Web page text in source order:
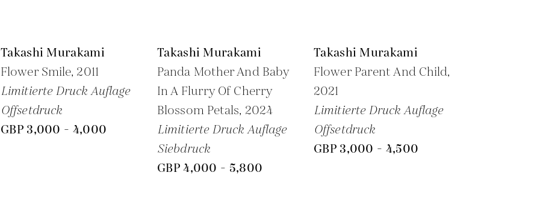
Takashi Murakami
Flower Smile, 2011
Limitierte Druck Auflage
Offsetdruck
GBP 3,000 - 4,000
Takashi Murakami
Panda Mother And Baby
In A Flurry Of Cherry
Blossom Petals, 2024
Limitierte Druck Auflage
Siebdruck
GBP 4,000 - 5,800
Takashi Murakami
Flower Parent And Child,
2021
Limitierte Druck Auflage
Offsetdruck
GBP 3,000 - 4,500